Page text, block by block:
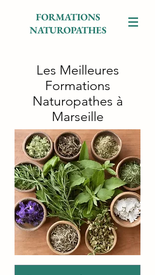
FORMATIONS
NATUROPATHES
Les Meilleures
Formations
Naturopathes à
Marseille